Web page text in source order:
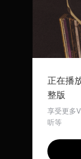
正在播
整版
享受更多
听等